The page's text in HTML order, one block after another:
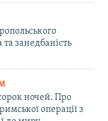
занедбаність
ночей. Про
операції з